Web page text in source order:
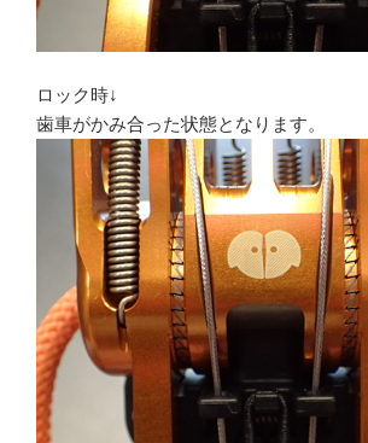
ロック時↓
歯車がかみ合った状態となります。